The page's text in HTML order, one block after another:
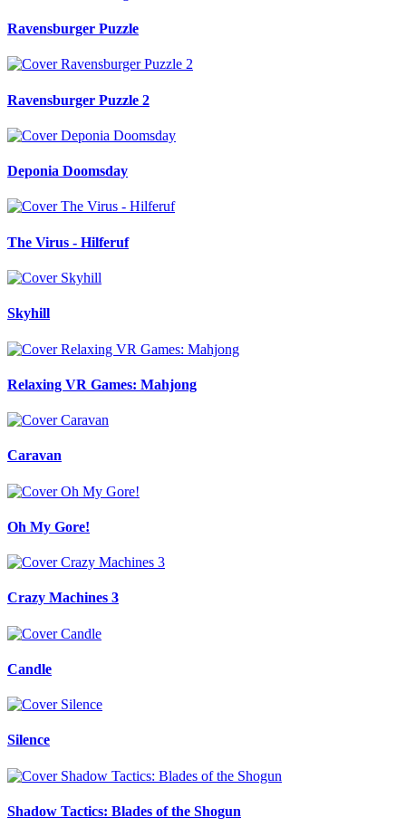
Ravensburger Puzzle
Ravensburger Puzzle 2
Deponia Doomsday
The Virus - Hilferuf
Skyhill
Relaxing VR Games: Mahjong
Caravan
Oh My Gore!
Crazy Machines 3
Candle
Silence
Shadow Tactics: Blades of the Shogun